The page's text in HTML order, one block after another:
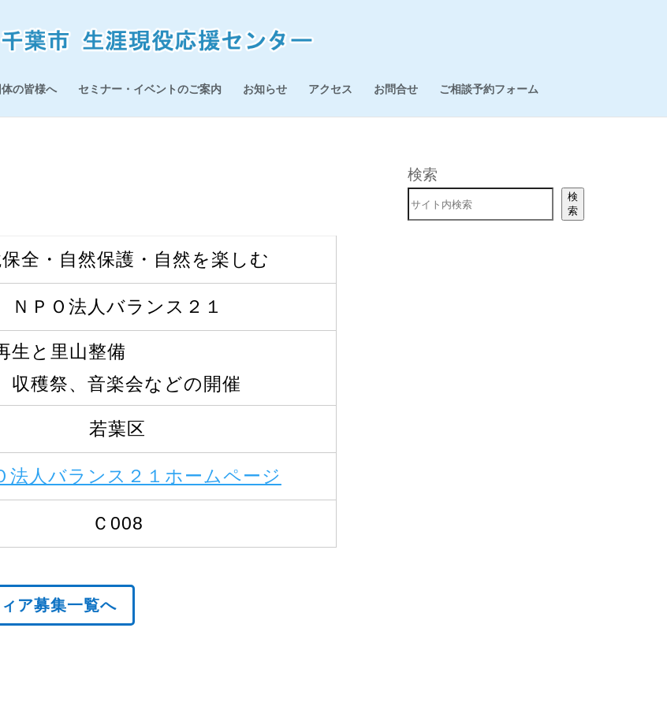
の皆様へ セミナー・イベントのご案内 お知らせ アクセス お問合せ ご相談予約フォーム
全・自然保護・自然を楽しむ
ＮＰＯ法人バランス２１
生と里山整備
収穫祭、音楽会などの開催
若葉区
法人バランス２１ホームページ
Ｃ008
ア募集一覧へ
検索
検
索